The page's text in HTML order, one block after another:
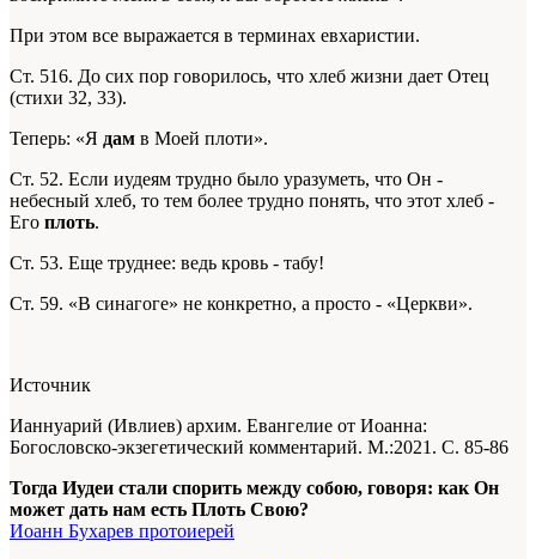
При этом все выражается в терминах евхаристии.
Ст. 516. До сих пор говорилось, что хлеб жизни дает Отец
(стихи 32, 33).
Теперь: «Я дам в Моей плоти».
Ст. 52. Если иудеям трудно было уразуметь, что Он -
небесный хлеб, то тем более трудно понять, что этот хлеб -
Его плоть.
Ст. 53. Еще труднее: ведь кровь - табу!
Ст. 59. «В синагоге» не конкретно, а просто - «Церкви».
Источник
Ианнуарий (Ивлиев) архим. Евангелие от Иоанна:
Богословско-экзегетический комментарий. М.:2021. С. 85-86
Тогда Иудеи стали спорить между собою, говоря: как Он
может дать нам есть Плоть Свою?
Иоанн Бухарев протоиерей